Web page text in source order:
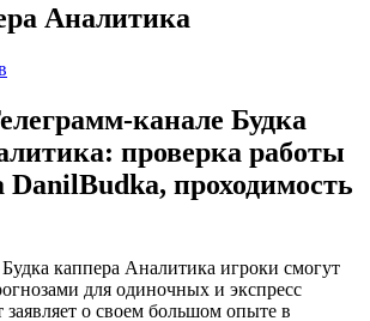
Аналитика
канале Будка
проверка работы
DanilBudka, проходимость
каппера Аналитика игроки смогут
для одиночных и экспресс
заявляет о своем большом опыте в